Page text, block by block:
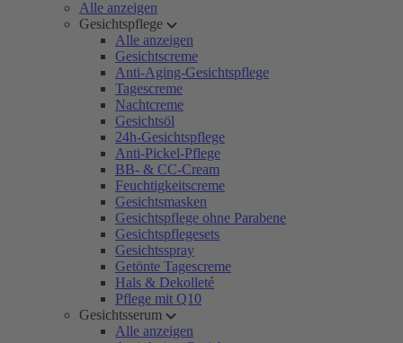
Alle anzeigen
Gesichtspflege
Alle anzeigen
Gesichtscreme
Anti-Aging-Gesichtspflege
Tagescreme
Nachtcreme
Gesichtsöl
24h-Gesichtspflege
Anti-Pickel-Pflege
BB- & CC-Cream
Feuchtigkeitscreme
Gesichtsmasken
Gesichtspflege ohne Parabene
Gesichtspflegesets
Gesichtsspray
Getönte Tagescreme
Hals & Dekolleté
Pflege mit Q10
Gesichtsserum
Alle anzeigen